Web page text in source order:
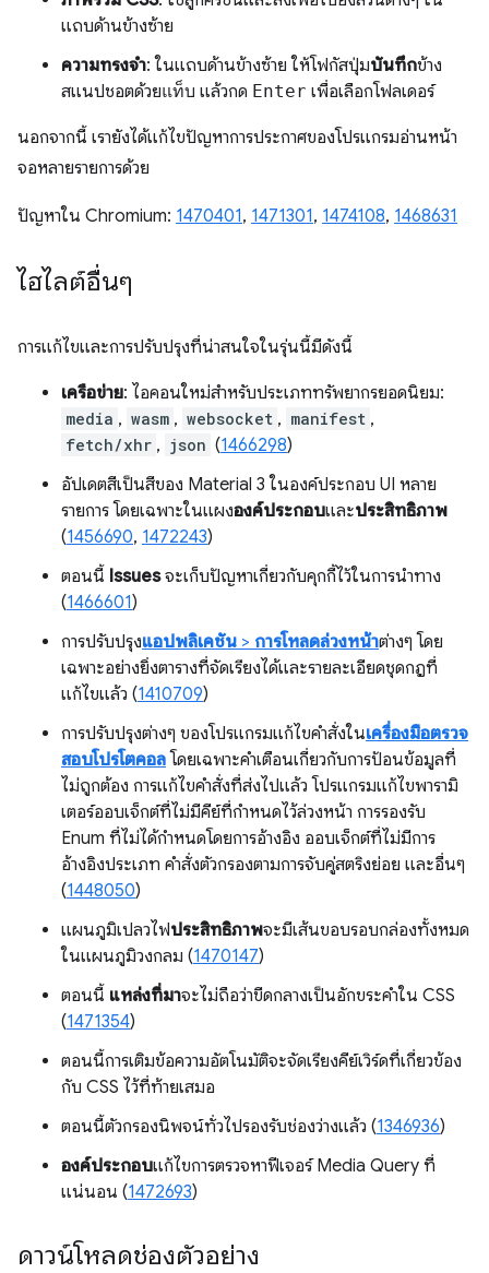
แถบด้านข้างซ้าย
ความทรงจำ: ในแถบด้านข้างซ้าย ให้โฟกัสปุ่มบันทึกข้าง
สแนปชอตด้วยแท็บ แล้วกด Enter เพื่อเลือกโฟลเดอร์
นอกจากนี้ เรายังได้แก้ไขปัญหาการประกาศของโปรแกรมอ่านหน้า
จอหลายรายการด้วย
ปัญหาใน Chromium: 1470401, 1471301, 1474108, 1468631
ไฮไลต์อื่นๆ
การแก้ไขและการปรับปรุงที่น่าสนใจในรุ่นนี้มีดังนี้
เครือข่าย: ไอคอนใหม่สำหรับประเภททรัพยากรยอดนิยม:
media , wasm , websocket , manifest ,
fetch/xhr , json (1466298)
อัปเดตสีเป็นสีของ Material 3 ในองค์ประกอบ UI หลาย
รายการ โดยเฉพาะในแผงองค์ประกอบและประสิทธิภาพ
(1456690, 1472243)
ตอนนี้ Issuesจะเก็บปัญหาเกี่ยวกับคุกกี้ไว้ในการนำทาง
(1466601)
การปรับปรุงแอปพลิเคชัน > การโหลดล่วงหน้าต่างๆ โดย
เฉพาะอย่างยิ่งตารางที่จัดเรียงได้และรายละเอียดชุดกฎที่
แก้ไขแล้ว (1410709)
การปรับปรุงต่างๆ ของโปรแกรมแก้ไขคำสั่งในเครื่องมือตรวจ
สอบโปรโตคอลโดยเฉพาะคำเตือนเกี่ยวกับการป้อนข้อมูลที่
ไม่ถูกต้อง การแก้ไขคำสั่งที่ส่งไปแล้ว โปรแกรมแก้ไขพารามิ
เตอร์ออบเจ็กต์ที่ไม่มีคีย์ที่กำหนดไว้ล่วงหน้า การรองรับ
Enum ที่ไม่ได้กำหนดโดยการอ้างอิง ออบเจ็กต์ที่ไม่มีการ
อ้างอิงประเภท คำสั่งตัวกรองตามการจับคู่สตริงย่อย และอื่นๆ
(1448050)
แผนภูมิเปลวไฟประสิทธิภาพจะมีเส้นขอบรอบกล่องทั้งหมด
ในแผนภูมิวงกลม (1470147)
ตอนนี้ แหล่งที่มาจะไม่ถือว่าขีดกลางเป็นอักขระคำใน CSS
(1471354)
ตอนนี้การเติมข้อความอัตโนมัติจะจัดเรียงคีย์เวิร์ดที่เกี่ยวข้อง
กับ CSS ไว้ที่ท้ายเสมอ
ตอนนี้ตัวกรองนิพจน์ทั่วไปรองรับช่องว่างแล้ว (1346936)
องค์ประกอบแก้ไขการตรวจหาฟีเจอร์ Media Query ที่
แน่นอน (1472693)
ดาวน์โหลดช่องตัวอย่าง